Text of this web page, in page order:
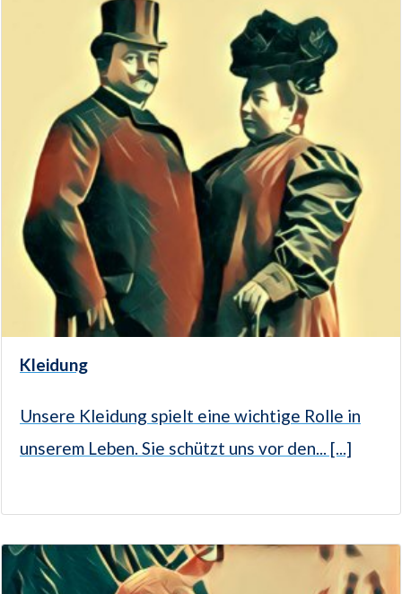
Kleidung
Unsere Kleidung spielt eine wichtige Rolle in
unserem Leben. Sie schützt uns vor den... [...]